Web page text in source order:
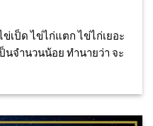
เป็ด ไข่ไก่แตก ไข่ไก่เยอะ
นจำนวนน้อย ทำนายว่า จะ